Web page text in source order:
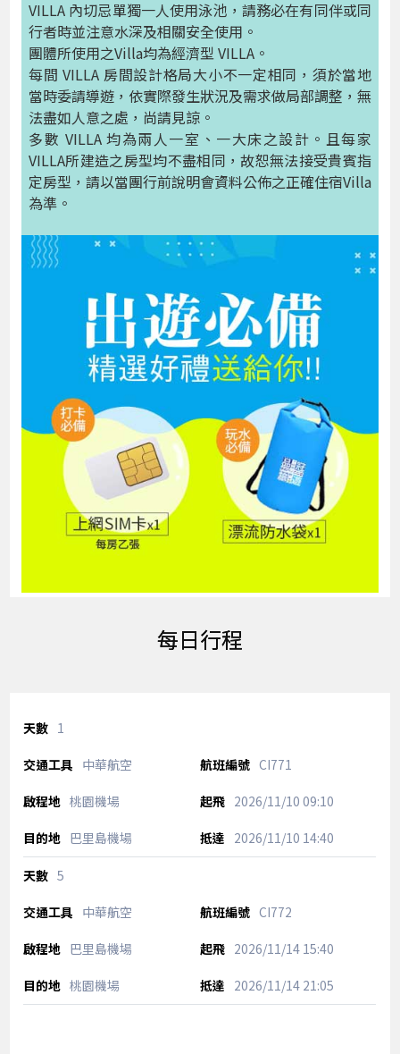
VILLA 內切忌單獨一人使用泳池，請務必在有同伴或同
行者時並注意水深及相關安全使用。
團體所使用之Villa均為經濟型 VILLA。
每間 VILLA 房間設計格局大小不一定相同，須於當地
當時委請導遊，依實際發生狀況及需求做局部調整，無
法盡如人意之處，尚請見諒。
多數 VILLA 均為兩人一室、一大床之設計。且每家
VILLA所建造之房型均不盡相同，故恕無法接受貴賓指
定房型，請以當團行前說明會資料公佈之正確住宿Villa
為準。
每日行程
1
中華航空 CI771
桃園機場 2026/11/10 09:10
巴里島機場 2026/11/10 14:40
5
中華航空 CI772
巴里島機場 2026/11/1415:40
桃園機場 2026/11/1421:05